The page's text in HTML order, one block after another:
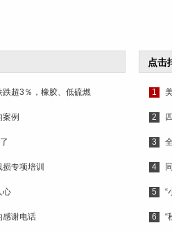
超3％，橡胶、低硫燃
例
专项培训
心
感谢电话
点击
1
2
3
4
5 “
6 “